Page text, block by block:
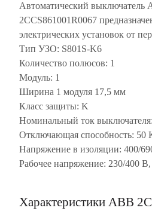
Автоматический выключатель
2CCS861001R0067
электрических установок от
Тип УЗО: S801S-K6
Количество полюсов: 1
Модуль: 1
Ширина 1 модуля 17,5 мм
Класс защиты: K
Номинальный ток
Отключающая способность: 50
Напряжение в изоляции: 400/
Рабочее напряжение: 230/400
Характеристики ABB